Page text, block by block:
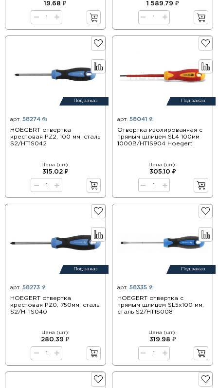
19.68 ₽ 1 589.79 ₽
Под заказ
арт. 58274
HOEGERT отвертка
крестовая PZ2, 100 мм, сталь
S2/HT1S042
Цена (шт):
315.02 ₽
Под заказ
арт. 58041
Отвертка изолированная с
прямым шлицем SL4 100мм
1000В/HT1S904 Hoegert
Цена (шт):
305.10 ₽
Под заказ
арт. 58273
HOEGERT отвертка
крестовая PZ0, 750мм, сталь
S2/HT1S040
Цена (шт):
280.39 ₽
Под заказ
арт. 58335
HOEGERT отвертка с
прямым шлицем SL5x100 мм,
сталь S2/HT1S008
Цена (шт):
319.98 ₽